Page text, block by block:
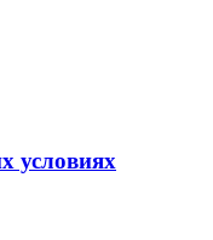
условиях